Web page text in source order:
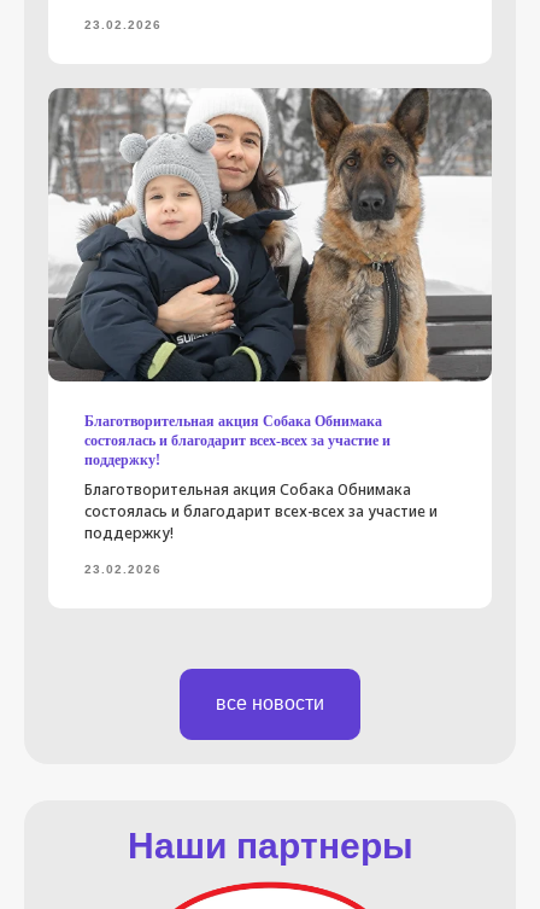
23.02.2026
Благотворительная акция Собака Обнимака
состоялась и благодарит всех-всех за участие и
поддержку!
Благотворительная акция Собака Обнимака
состоялась и благодарит всех-всех за участие и
поддержку!
23.02.2026
все новости
Наши партнеры
Владельцам
Новости
нужна помощь
ищут дом
Программы фонда
Как мы работаем